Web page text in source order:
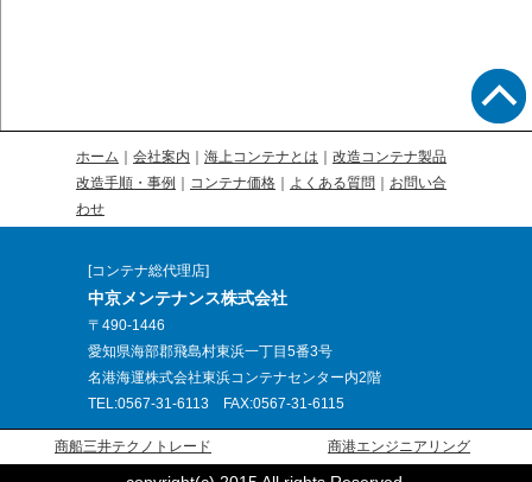
ホーム 会社案内 海上コンテナとは
改造コンテナ製品
改造手順・事例
コンテナ価格 よくある質問
お問い合
わせ
[コンテナ総代理店]
中京メンテナンス株式会社
〒490-1446
愛知県海部郡飛島村東浜一丁目5番3号
名港海運株式会社東浜コンテナセンター内2階
TEL:0567-31-6113 FAX:0567-31-6115
商船三井テクノトレード 商港エンジニアリング